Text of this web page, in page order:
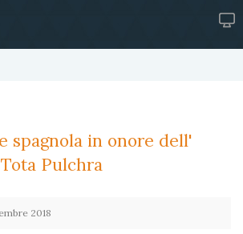
spagnola in onore dell'
Pulchra
2018